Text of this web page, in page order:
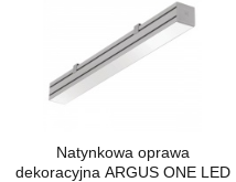
Natynkowa oprawa
dekoracyjna ARGUS ONE LED